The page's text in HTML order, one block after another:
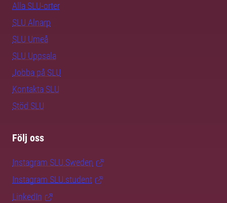
Alla SLU-orter
SLU Alnarp
SLU Umeå
SLU Uppsala
Jobba på SLU
Kontakta SLU
Stöd SLU
Följ oss
Instagram SLU.Sweden
Instagram SLU.student
LinkedIn